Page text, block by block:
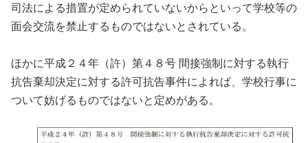
司法による措置が定められていないからといって学校等の
面会交流を禁止するものではないとされている。
ほかに平成２４年（許）第４８号 間接強制に対する執行
抗告棄却決定に対する許可抗告事件によれば、学校行事に
ついて妨げるものではないと定めがある。